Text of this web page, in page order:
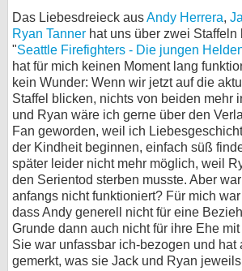
Das Liebesdreieck ausAndy Herrera,
Ryan Tanner hat uns über zwei Staffeln
"Seattle Firefighters - Die jungen
hat für mich keinen Moment lang
kein Wunder: Wenn wir jetzt auf die
Staffel blicken, nichts von beiden mehr
und Ryan wäre ich gerne über den
Fan geworden, weil ich
der Kindheit beginnen, einfach süß
später leider nicht mehr möglich, weil
den Serientod sterben musste. Aber
anfangs nicht funktioniert? Für mich
dass Andy generell nicht für eine
Grunde dann auch nicht für ihre Ehe mit
Sie war unfassbar ich-bezogen und hat
gemerkt, was sie Jack und Ryan